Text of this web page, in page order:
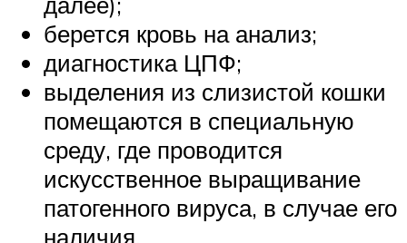
берется кровь на анализ;
диагностика ЦПФ;
выделения из слизистой кошки
помещаются в специальную
среду, где проводится
искусственное выращивание
патогенного вируса, в случае его
наличия.